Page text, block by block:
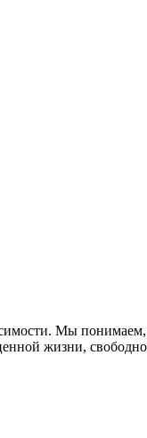
Мы понимаем,
жизни,